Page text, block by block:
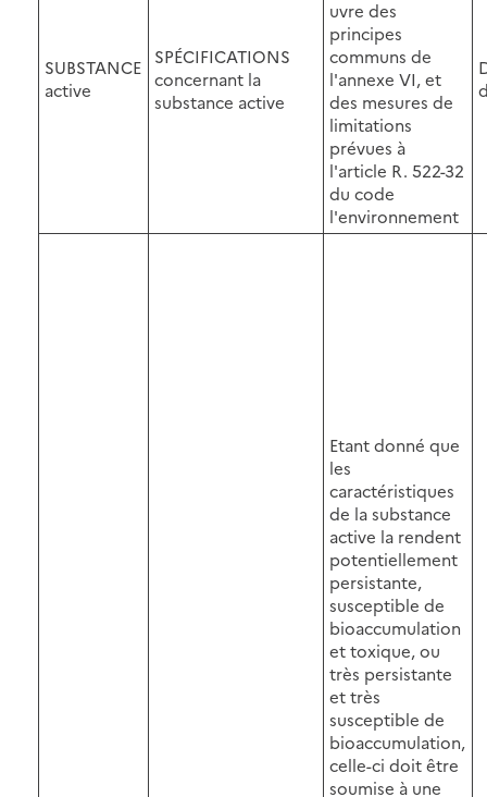
SUBSTANCE
active
SPÉCIFICATIONS
concernant la
substance active
uvre des
principes
communs de
l'annexe VI, et
des mesures de
limitations
prévues à
l'article R. 522-32
du code
l'environnement
Etant donné que
les
caractéristiques
de la substance
active la rendent
potentiellement
persistante,
susceptible de
bioaccumulation
et toxique, ou
très persistante
et très
susceptible de
bioaccumulation,
celle-ci doit être
soumise à une